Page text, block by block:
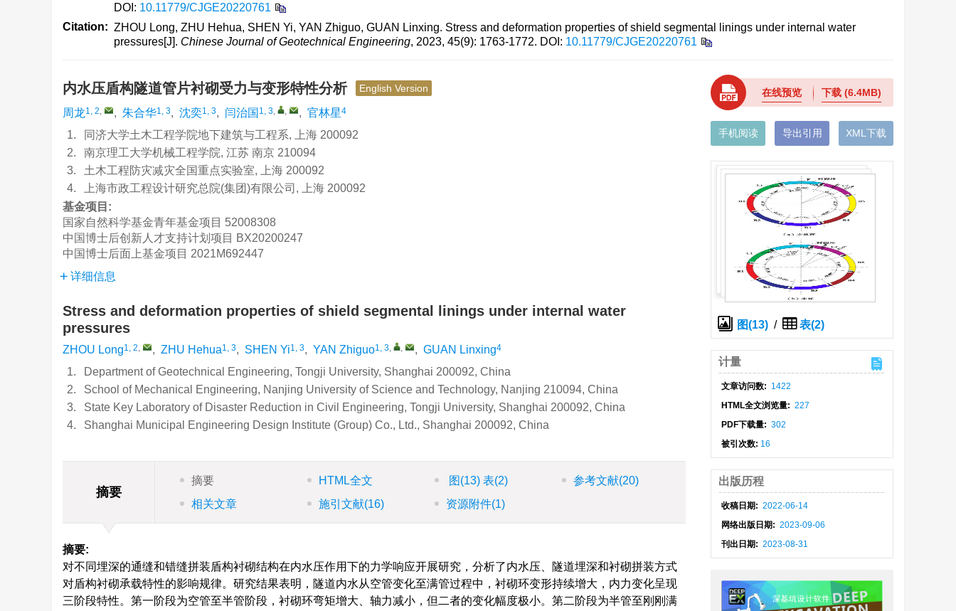
DOI: 10.11779/CJGE20220761
Citation: ZHOU Long, ZHU Hehua, SHEN Yi, YAN Zhiguo, GUAN Linxing. Stress and deformation properties of shield segmental linings under internal water
pressures[J]. Chinese Journal of Geotechnical Engineering, 2023, 45(9): 1763-1772. DOI: 10.11779/CJGE20220761
内水压盾构隧道管片衬砌受力与变形特性分析 English Version
周龙1, 2, , 朱合华1, 3, 沈奕1, 3, 闫治国 1, 3, , , 官林星4
1.
同济大学土木工程学院地下建筑与工程系, 上海 200092
2.
南京理工大学机械工程学院, 江苏 南京 210094
3.
土木工程防灾减灾全国重点实验室, 上海 200092
4.
上海市政工程设计研究总院(集团)有限公司, 上海 200092
基金项目:
国家自然科学基金青年基金项目 52008308
中国博士后创新人才支持计划项目 BX20200247
中国博士后面上基金项目 2021M692447
详细信息
Stress and deformation properties of shield segmental linings under internal water
pressures
ZHOU Long1, 2, , ZHU Hehua1, 3, SHEN Yi1, 3, YAN Zhiguo1, 3, , , GUAN Linxing4
1.
Department of Geotechnical Engineering, Tongji University, Shanghai 200092, China
2.
School of Mechanical Engineering, Nanjing University of Science and Technology, Nanjing 210094, China
3.
State Key Laboratory of Disaster Reduction in Civil Engineering, Tongji University, Shanghai 200092, China
4.
Shanghai Municipal Engineering Design Institute (Group) Co., Ltd., Shanghai 200092, China
摘要
摘要 HTML全文 图 (13) 表(2) 参考文献(20)
相关文章
施引文献(16) 资源附件(1)
摘要:
对不同埋深的通缝和错缝拼装盾构衬砌结构在内水压作用下的力学响应开展研究，分析了内水压、隧道埋深和衬砌拼装方式
对盾构衬砌承载特性的影响规律。研究结果表明，隧道内水从空管变化至满管过程中，衬砌环变形持续增大，内力变化呈现
三阶段特性。第一阶段为空管至半管阶段，衬砌环弯矩增大、轴力减小，但二者的变化幅度极小。第二阶段为半管至刚刚满
在线预览 下载(6.4MB)
手机阅读 导出引用 XML下载
图(13) / 表(2)
计量
文章访问数: 1422
HTML全文浏览量: 227
PDF下载量: 302
被引次数: 16
出版历程
收稿日期: 2022-06-14
网络出版日期: 2023-09-06
刊出日期: 2023-08-31